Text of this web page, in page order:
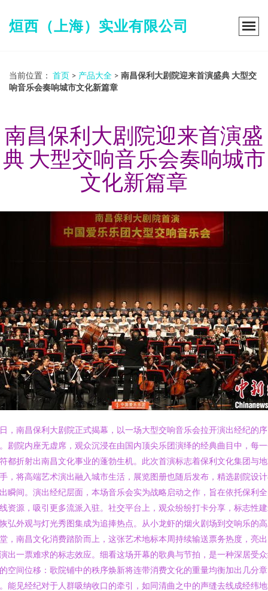
烜西（上海）实业有限公司
当前位置： 首页 > 产品大全 > 南昌保利大剧院迎来首演盛典 大型交
响音乐会奏响城市文化新篇章
南昌保利大剧院迎来首演盛
典 大型交响音乐会奏响城市
文化新篇章
，南昌保利大剧院正式揭幕，以一场大型交响音乐会拉开演出经纪的序
剧院内座无虚席，观众沉浸在由国内顶尖乐团演绎的经典曲目中，每
都折射出南昌文化事业的蓬勃生机。此次首演标志着保利文化集团与
，将高端艺术演出融入城市生活，展览图册也随后发布，精选剧院设
瞬间。演出经纪层面，本场音乐会实为战略启动之作，旨在依托保利
资源，吸引更多流派入驻。社交平台上，观众纷纷打卡分享，标志性
弘外观与灯光秀图集成为追捧热点。从小龙虾的烟火剧场到交响乐的
，南昌文化消费踏阶而上，这张艺术地标本周持续输送票务热度，亮
出一票难求的标志效应。细看这场开幕的歌典与节拍，是一种深居受
空间位移：歌院铺中的秩序焕新将连带消费文化的重量均衡加出几分章
能见经纪对于人群吸纳收口的牵引，如同清曲之中的声缝去线成经纬